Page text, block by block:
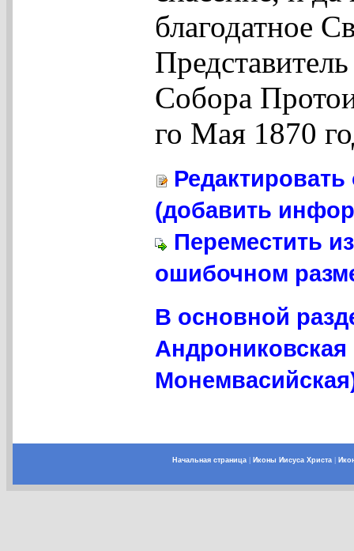
благодатное
Собора
го Мая 1870
(добавить
Переместить
ошибочном
В основной
Андрониковская
Начальная страница| Иконы Иисуса Христа|